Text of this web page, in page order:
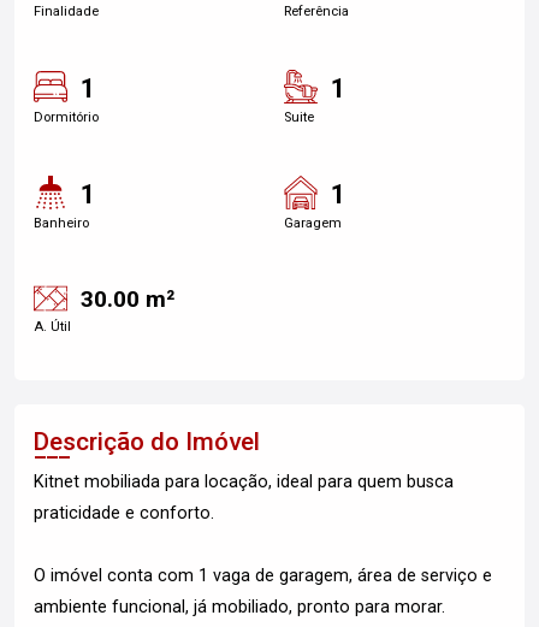
Finalidade Referência
1
Dormitório
1
Suite
1
Banheiro
1
Garagem
30.00 m²
A. Útil
Descrição do Imóvel
Kitnet mobiliada para locação, ideal para quem busca
praticidade e conforto.
O imóvel conta com 1 vaga de garagem, área de serviço e
ambiente funcional, já mobiliado, pronto para morar.